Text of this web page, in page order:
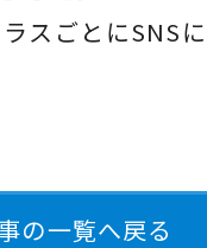
スごとにSNS
の一覧へ戻る